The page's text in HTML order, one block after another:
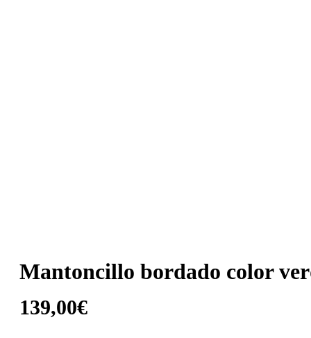
Mantoncillo bordado color
139,00€